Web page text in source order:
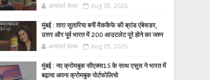
आर्यावर्त डेस्क Aug 05, 2026
मुंबई : तारा सुतारिया बनीं मैककैफे की ब्रांड एंबेसडर,
उत्तर और पूर्व भारत में 200 आउटलेट पूरे होने का जश्न
आर्यावर्त डेस्क Aug 05, 2026
मुंबई : नए क्रोमबुक सीएक्स15 के साथ एसुस ने भारत में
बढ़ाया अपना क्रोमबुक पोर्टफोलियो